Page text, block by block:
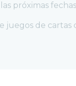
próximas
de cartas